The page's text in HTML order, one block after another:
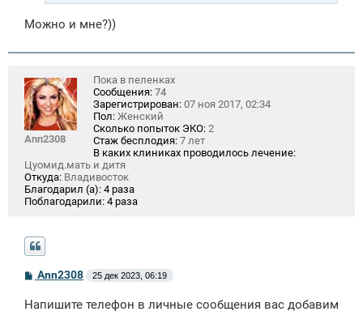
Можно и мне?))
Ann2308
Пока в пеленках
Сообщения: 74
Зарегистрирован: 07 ноя 2017, 02:34
Пол: Женский
Сколько попыток ЭКО: 2
Стаж бесплодия: 7 лет
В каких клиниках проводилось лечение:
Цуомид.мать и дитя
Откуда: Владивосток
Благодарил (а): 4 раза
Поблагодарили: 4 раза
С
б
Ann2308 25 дек 2023, 06:19
Напишите телефон в личные сообщения вас добавим